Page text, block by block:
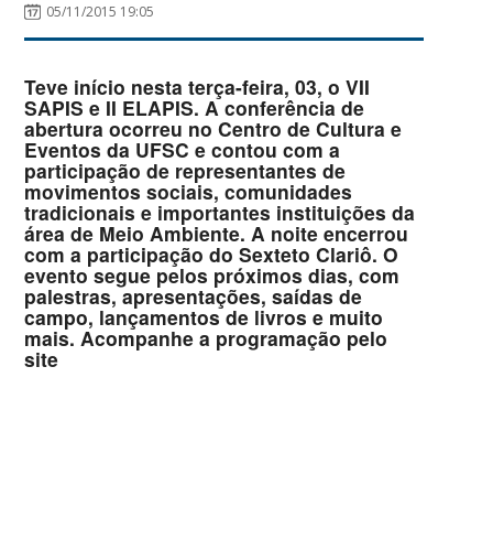
05/11/2015 19:05
Teve início nesta terça-feira, 03, o VII
SAPIS e II ELAPIS. A conferência de
abertura ocorreu no Centro de Cultura e
Eventos da UFSC e contou com a
participação de representantes de
movimentos sociais, comunidades
tradicionais e importantes instituições da
área de Meio Ambiente. A noite encerrou
com a participação do Sexteto Clariô. O
evento segue pelos próximos dias, com
palestras, apresentações, saídas de
campo, lançamentos de livros e muito
mais. Acompanhe a programação pelo
site